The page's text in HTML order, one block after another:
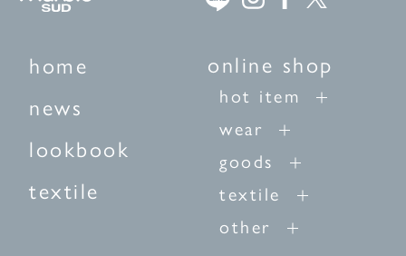
home
news
lookbook
textile
online shop
hot item
wear
goods
textile
other